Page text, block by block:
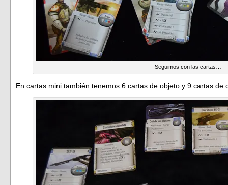
Seguimos con las cartas…
En cartas mini también tenemos 6 cartas de objeto y 9 cartas de